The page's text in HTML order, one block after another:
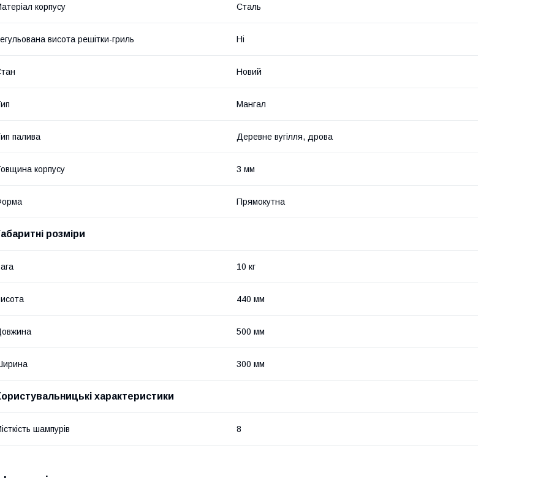
корпусу Сталь
висота решітки-гриль Ні
Новий
Мангал
палива Деревне вугілля, дрова
корпусу 3 мм
Прямокутна
розміри
10 кг
440 мм
500 мм
300 мм
характеристики
шампурів 8